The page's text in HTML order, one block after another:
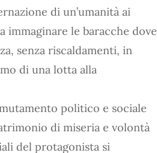
di un’umanità ai
immaginare le baracche dove
senza riscaldamenti, in
di una lotta alla
politico e sociale
di miseria e volontà
del protagonista si